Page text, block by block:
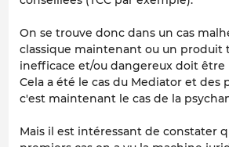
On se trouve donc dans un cas
classique maintenant ou un produit
inefficace et/ou dangereux doit
Cela a été le cas du Mediator et des
c'est maintenant le cas de la
Mais il est intéressant de constater